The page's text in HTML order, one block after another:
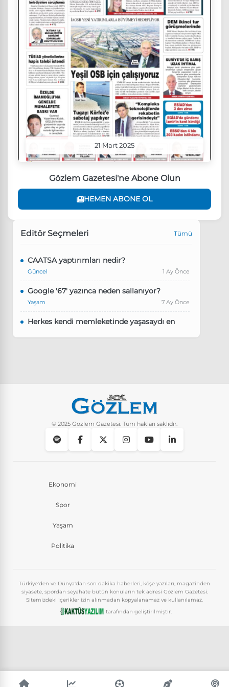
21 Mart 2025
Gözlem Gazetesi'ne Abone Olun
HEMEN ABONE OL
Editör Seçmeleri Tümü
CAATSA yaptırımları nedir?
Güncel 1 Ay Önce
Google '67' yazınca neden sallanıyor?
Yaşam 7 Ay Önce
Herkes kendi memleketinde yaşasaydı en
Instagram’da keşfet nasıl temizlenir?
© 2025 Gözlem Gazetesi. Tüm hakları saklıdır.
Ekonomi
Spor
Yaşam
Politika
Türkiye'den ve Dünya'dan son dakika haberleri, köşe yazıları, magazinden
siyasete, spordan seyahate bütün konuların tek adresi Gözlem Gazetesi.
Sitemizdeki içerikler izin alınmadan kopyalanamaz ve kullanılamaz.
tarafından geliştirilmiştir.